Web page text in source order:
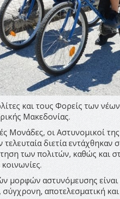
και τους Φορείς των
Μακεδονίας.
Μονάδες, οι Αστυνομικοί
διετία
των πολιτών, καθώς και
μορφών αστυνόμευσης
αποτελεσματική